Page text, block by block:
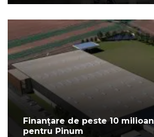
Finanțare de peste 10
pentru Pinum